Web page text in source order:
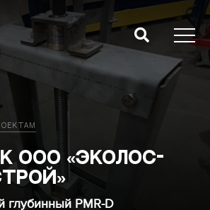
ООО «ЭКОЛОС-
глубинный PMR-D